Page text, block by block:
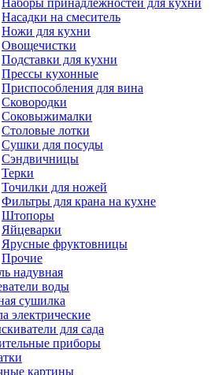
Наборы принадлежностей для кухни
Насадки на смеситель
Ножи для кухни
Овощечистки
Подставки для кухни
Прессы кухонные
Приспособления для вина
Сковородки
Соковыжималки
Столовые лотки
Сушки для посуды
Сэндвичницы
Терки
Точилки для ножей
Фильтры для крана на кухне
Штопоры
Яйцеварки
Ярусные фруктовницы
Прочие
надувная
воды
сушилка
электрические
для сада
приборы
картины